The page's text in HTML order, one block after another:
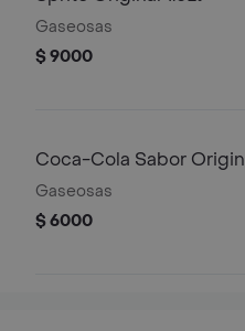
Gaseosas
$ 9000
Coca-Cola Sabor
Gaseosas
$ 6000